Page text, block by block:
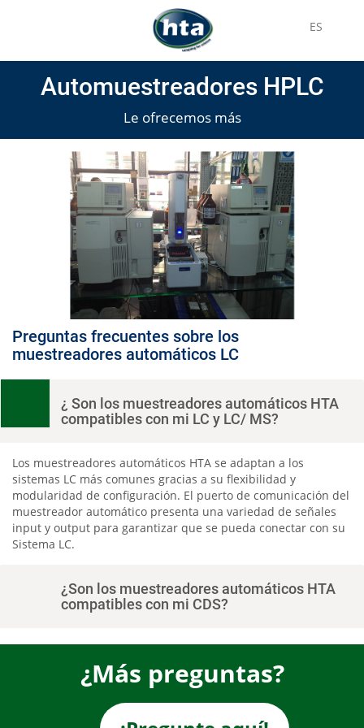
ES
Automuestreadores HPLC
Le ofrecemos más
Preguntas frecuentes sobre los
muestreadores automáticos LC
¿ Son los muestreadores automáticos HTA
compatibles con mi LC y LC/ MS?
Los muestreadores automáticos HTA se adaptan a los
sistemas LC más comunes gracias a su flexibilidad y
modularidad de configuración. El puerto de comunicación del
muestreador automático presenta una variedad de señales
input y output para garantizar que se pueda conectar con su
Sistema LC.
¿Son los muestreadores automáticos HTA
compatibles con mi CDS?
¿Más preguntas?